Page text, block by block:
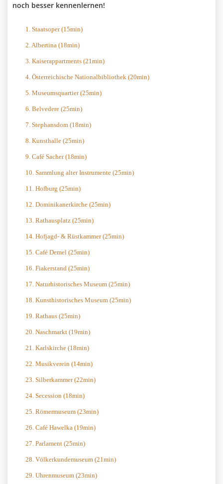
noch besser kennenlernen!
1. Staatsoper (15min)
2. Albertina (18min)
3. Kaiserappartments (21min)
4. Österreichische Nationalbibliothek (20min)
5. Museumsquartier (25min)
6. Belvedere (25min)
7. Stephansdom (18min)
8. Kunsthalle (25min)
9. Café Sacher (18min)
10. Sammlung alter Instrumente (25min)
11. Hofburg (25min)
12. Dominikanerkirche (25min)
13. Rathausplatz (25min)
14. Hofjagd- & Rüstkammer (25min)
15. Café Demel (25min)
16. Fiakerstand (25min)
17. Naturhistorisches Museum (25min)
18. Kunsthistorisches Museum (25min)
19. Rathaus (25min)
20. Naschmarkt (19min)
21. Karlskirche (18min)
22. Musikverein (14min)
23. Silberkammer (22min)
24. Secession (18min)
25. Römermuseum (23min)
26. Café Hawelka (19min)
27. Parlament (25min)
28. Völkerkundemuseum (21min)
29. Uhrenmuseum (23min)